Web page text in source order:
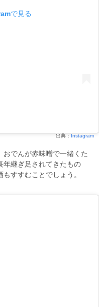
で見る
出典： Instagram
でんが赤味噌で一緒くた
年継ぎ足されてきたもの
すすむことでしょう。